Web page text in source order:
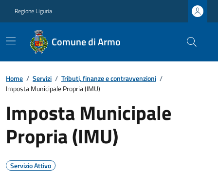
Regione Liguria
Comune di Armo
Home / Servizi / Tributi, finanze e contravvenzioni /
Imposta Municipale Propria (IMU)
Imposta Municipale
Propria (IMU)
Servizio Attivo